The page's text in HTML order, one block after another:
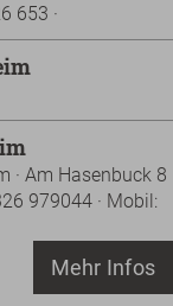
653 ·
· Am Hasenbuck 8
979044 · Mobil:
Mehr Infos